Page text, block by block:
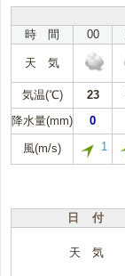
時 間
00
天 気
気温(℃) 23
降水量(mm)
0
風(m/s) 1
日 付
天 気